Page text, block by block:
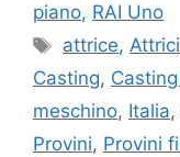
piano, RAI Uno
Tag
attrice,Attrici
Casting,
meschino, Italia,
Provini, Provini